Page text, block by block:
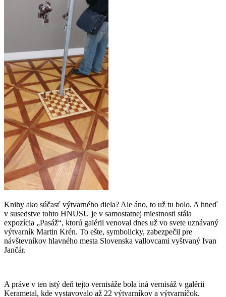
Knihy ako súčasť výtvarného diela? Ale áno, to už tu bolo. A hneď
v susedstve tohto HNUSU je v samostatnej miestnosti stála
expozícia „Pasáž“, ktorú galérii venoval dnes už vo svete uznávaný
výtvarník Martin Krén. To ešte, symbolicky, zabezpečil pre
návštevníkov hlavného mesta Slovenska vallovcami vyštvaný Ivan
Jančár.
A práve v ten istý deň tejto vernisáže bola iná vernisáž v galérii
Kerametal, kde vystavovalo až 22 výtvarníkov a výtvarníčok.